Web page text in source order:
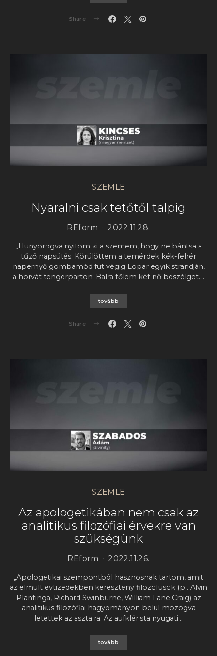
Share
SZEMLE
Nyaralni csak tetőtől talpig
REform 2022.11.28.
„Hunyorogva nyitom ki a szemem, hogy ne bántsa a
tűző napsütés. Körülöttem a temérdek kék-fehér
napernyő gombamód fut végig Lopar egyik strandján,
a horvát tengerparton. Balra tőlem két nő beszélget.…
tovább
Share
SZEMLE
Az apologetikában nem csak az
analitikus filozófiai érvekre van
szükségünk
REform 2022.11.26.
„Apologetikai szempontból hasznosnak tartom, amit
az elmúlt évtizedekben keresztény filozófusok (pl. Alvin
Plantinga, Richard Swinburne, William Lane Craig) az
analitikus filozófiai hagyományon belül mozogva
letettek az asztalra. Az aufklérista nyugati…
tovább